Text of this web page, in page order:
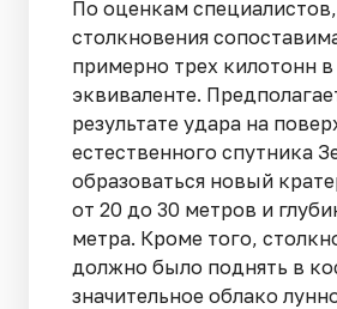
По оценкам
столкновения
примерно трех килотонн
эквиваленте.
результате удара на
естественного спутника
образоваться новый
от 20 до 30 метров и
метра. Кроме того,
должно было поднять в
значительное облако